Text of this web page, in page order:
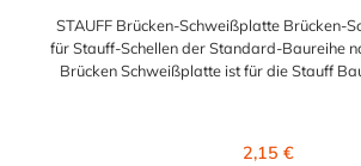
STAUFF Brücken-Schweißplatte Brücken-
für Stauff-Schellen der Standard-Baureihe
Brücken Schweißplatte ist für die Stauff
Regulärer Preis:
2,15 €